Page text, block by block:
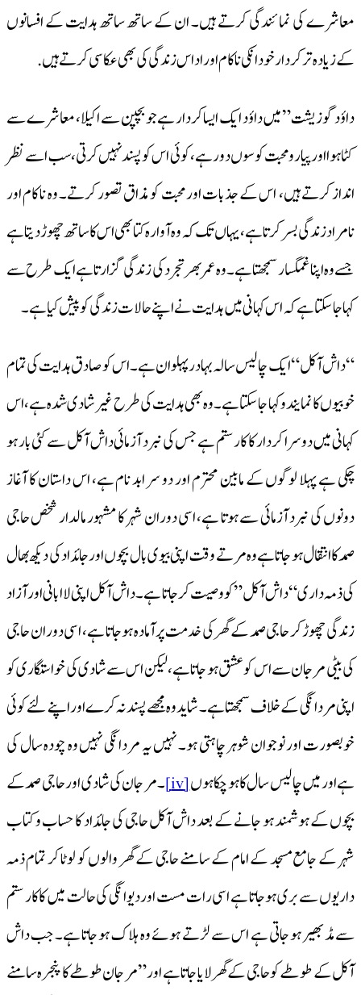
معاشرے کی نمائندگی کرتے ہیں۔ ان کے ساتھ ساتھ ہدایت کے افسانوں
کے زیادہ تر کردار خود انکی نا کام اور اداس زندگی کی بھی عکاسی کرتے ہیں .
داؤد گوزیشت ” میں داؤد ایک ایسا کردار ہے جوبچپن سے اکیلا ، معاشرے سے
کٹا ہو ا اور پیار و محبت کوسوں دورہے، کوئی اس کو پسند نہیں کرتی، سب اسے نظر
انداز کرتے ہیں، اس کے جذبات اور محبت کو مذاق تصور کرتے۔ وہ نا کام اور
نامراد زندگی بسر کرتا ہے ، یہاں تک کہ وہ آوارہ کتا بھی اس کا ساتھ چھوڑ دیتا ہے
جسے وہ اپنا غمگسار سمجھتا ہے۔ وہ عمر بھر تجرد کی زندگی گزارتا ہے ایک طرح سے
کہا جا سکتا ہے کہ اس کہانی میں ہدایت نے اپنے حالات زندگی کو پیش کیا ہے۔
“داش آکل “ ایک چالیس سالہ بہادر پہلوان ہے۔ اس کو صادق ہدایت کی تمام
خوبیوں کا نمایند و کہا جا سکتا ہے۔ وہ بھی ہدایت کی طرح غیر شادی شدہ ہے، اس
کہانی میں دوسرا کردار کا کار ستم ہے جس کی نبرد آزمائی داش آکل سے کئی بار ہو
چکی ہے پہلا لوگوں کے مابین محترم اور دو سر ابد نام ہے، اس داستان کا آغاز
دونوں کی نبرد آزمائی سے ہوتا ہے، اسی دوران شہر کا مشہور مالدار شخص حاجی
صمدکا انتقال ہو جاتا ہے وہ مرتے وقت اپنی بیوی بال بچوں اور جائداد کی دیکھ بھال
کی ذمہ داری “داش آکل” کو وصیت کر جاتا ہے ۔ داش آکل اپنی لاابانی اور آزاد
زندگی چھوڑ کر حاجی صمد کے گھر کی خدمت پر آمادہ ہو جاتا ہے، اسی دوران حاجی
کی بیٹی مر جان سے اس کو عشق ہو جاتا ہے، لیکن اس سے شادی کی خواستگاری کو
اپنی مردانگی کے خلاف سمجھتا ہے۔ شاید وہ مجھے پسند نہ کرے اور اپنے لئے کوئی
خوبصورت اور نوجوان شوہر چاہتی ہو۔ نہیں یہ مردانگی نہیں وہ چودہ سال کی
ہے اور میں چالیس سال کا ہو چکا ہوں[iv]
۔ مر جان کی شادی اور حاجی صمد کے
بچوں کے ہوشمند ہو جانے کے بعد داش آکل حاجی کی جائداد کا حساب و کتاب
شہر کے جامع مسجد کے امام کے سامنے حاجی کے گھر والوں کو لوٹا کر تمام ذمہ
داریوں سے بری ہو جاتا ہے اسی رات مست اور دیوانگی کی حالت میں کا کار ستم
سےمڈ بھیر ہو جاتی ہے اس سے لڑتے ہوئے وہ ہلاک ہو جاتا ہے۔ جب داش
آکل کے طوطے کو حاجی کے گھر لایا جاتا ہے اور ” مر جان طوطے کا پنجرہ سامنے